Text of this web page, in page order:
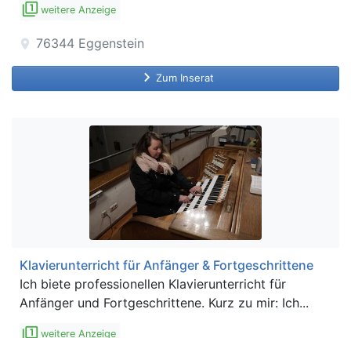
filter_1 weitere Anzeige
location_on 76344 Eggenstein
keyboard_arrow_right Zum Inserat
Klavierunterricht für Anfänger & Fortgeschrittene
Ich biete professionellen Klavierunterricht für
Anfänger und Fortgeschrittene. Kurz zu mir: Ich...
filter_1 weitere Anzeige